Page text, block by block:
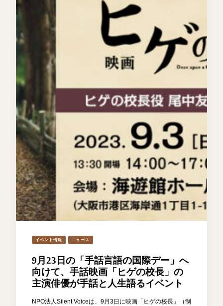
イベント情報 ニュース
9月23日の「手話言語の国際デー」へ
向けて、手話映画「ヒゲの校長」の
主演俳優が手話と人生語るイベント
NPO法人Silent Voiceは、9月3日に映画「ヒゲの校長」（制